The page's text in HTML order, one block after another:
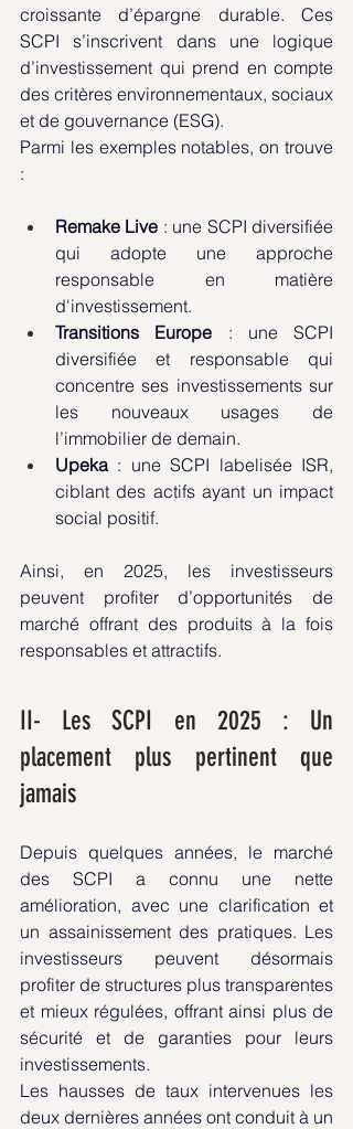
croissante d’épargne durable. Ces
SCPI s’inscrivent dans une logique
d’investissement qui prend en compte
des critères environnementaux, sociaux
et de gouvernance (ESG).
Parmi les exemples notables, on trouve
:
Remake Live : une SCPI diversifiée
qui adopte une approche
responsable en matière
d'investissement.
Transitions Europe : une SCPI
diversifiée et responsable qui
concentre ses investissements sur
les nouveaux usages de
l’immobilier de demain.
Upeka : une SCPI labelisée ISR,
ciblant des actifs ayant un impact
social positif.
Ainsi, en 2025, les investisseurs
peuvent profiter d’opportunités de
marché offrant des produits à la fois
responsables et attractifs.
II- Les SCPI en 2025 : Un
placement plus pertinent que
jamais
Depuis quelques années, le marché
des SCPI a connu une nette
amélioration, avec une clarification et
un assainissement des pratiques. Les
investisseurs peuvent désormais
profiter de structures plus transparentes
et mieux régulées, offrant ainsi plus de
sécurité et de garanties pour leurs
investissements.
Les hausses de taux intervenues les
deux dernières années ont conduit à un